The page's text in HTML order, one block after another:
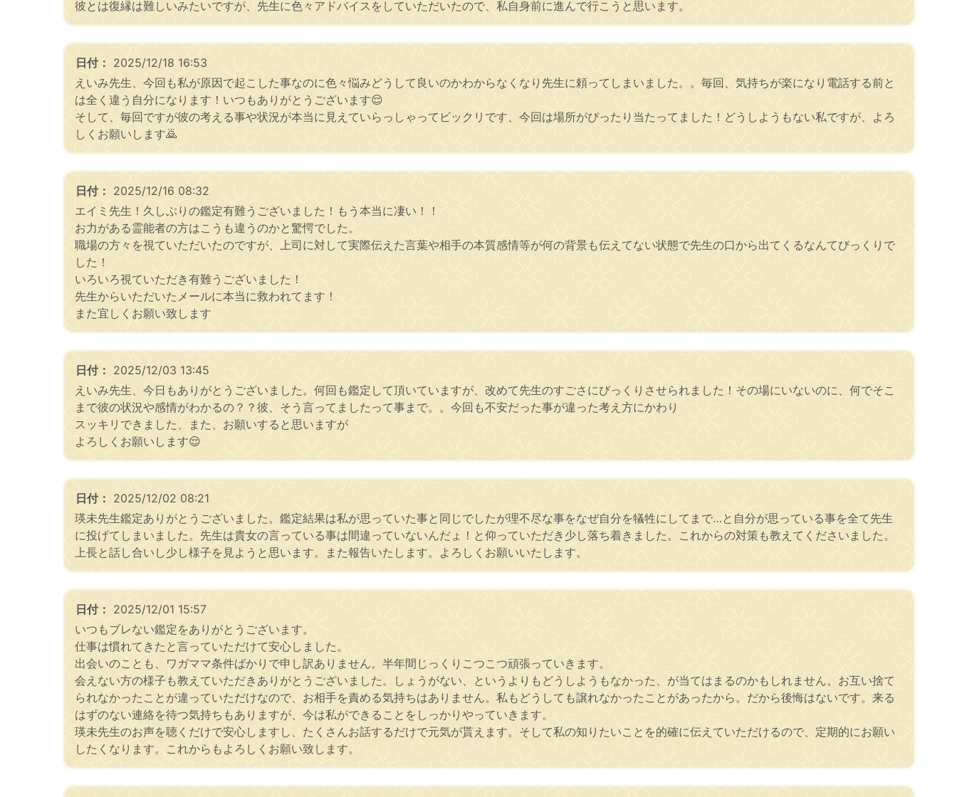
彼とは復縁は難しいみたいですが、先生に色々アドバイスをしていただいたので、私自身前に進んで行こうと思います。
日付： 2025/12/18 16:53
えいみ先生、今回も私が原因で起こした事なのに色々悩みどうして良いのかわからなくなり先生に頼ってしまいました。。毎回、気持ちが楽になり電話する前と
は全く違う自分になります！いつもありがとうございます😌
そして、毎回ですが彼の考える事や状況が本当に見えていらっしゃってビックリです、今回は場所がぴったり当たってました！どうしようもない私ですが、よろ
しくお願いします🙇
日付： 2025/12/16 08:32
エイミ先生！久しぶりの鑑定有難うございました！もう本当に凄い！！
お力がある霊能者の方はこうも違うのかと驚愕でした。
職場の方々を視ていただいたのですが、上司に対して実際伝えた言葉や相手の本質感情等が何の背景も伝えてない状態で先生の口から出てくるなんてびっくりで
した！
いろいろ視ていただき有難うございました！
先生からいただいたメールに本当に救われてます！
また宜しくお願い致します
日付： 2025/12/03 13:45
えいみ先生、今日もありがとうございました。何回も鑑定して頂いていますが、改めて先生のすごさにびっくりさせられました！その場にいないのに、何でそこ
まで彼の状況や感情がわかるの？？彼、そう言ってましたって事まで。。今回も不安だった事が違った考え方にかわり
スッキリできました、また、お願いすると思いますが
よろしくお願いします😌
日付： 2025/12/02 08:21
瑛未先生鑑定ありがとうございました。鑑定結果は私が思っていた事と同じでしたが理不尽な事をなぜ自分を犠牲にしてまで…と自分が思っている事を全て先生
に投げてしまいました。先生は貴女の言っている事は間違っていないんだょ！と仰っていただき少し落ち着きました。これからの対策も教えてくださいました。
上長と話し合いし少し様子を見ようと思います。また報告いたします。よろしくお願いいたします。
日付： 2025/12/01 15:57
いつもブレない鑑定をありがとうございます。
仕事は慣れてきたと言っていただけて安心しました。
出会いのことも、ワガママ条件ばかりで申し訳ありません。半年間じっくりこつこつ頑張っていきます。
会えない方の様子も教えていただきありがとうございました。しょうがない、というよりもどうしようもなかった、が当てはまるのかもしれません。お互い捨て
られなかったことが違っていただけなので、お相手を責める気持ちはありません。私もどうしても譲れなかったことがあったから。だから後悔はないです。来る
はずのない連絡を待つ気持ちもありますが、今は私ができることをしっかりやっていきます。
瑛未先生のお声を聴くだけで安心しますし、たくさんお話するだけで元気が貰えます。そして私の知りたいことを的確に伝えていただけるので、定期的にお願い
したくなります。これからもよろしくお願い致します。